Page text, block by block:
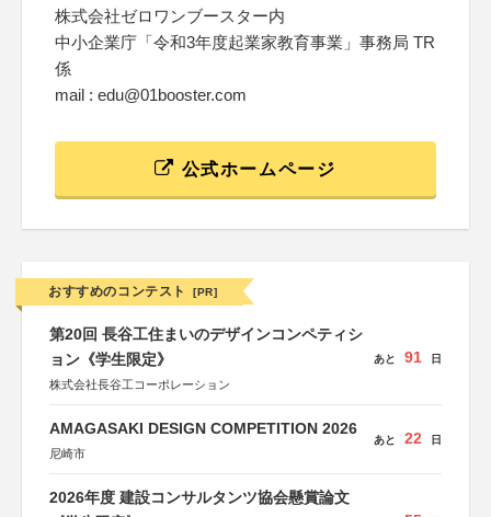
株式会社ゼロワンブースター内
中小企業庁「令和3年度起業家教育事業」事務局 TR
係
mail : edu@01booster.com
公式ホームページ
おすすめのコンテスト [PR]
第20回 長谷工住まいのデザインコンペティシ
ョン《学生限定》
株式会社長谷工コーポレーション
あと 91 日
AMAGASAKI DESIGN COMPETITION 2026
尼崎市
あと 22 日
2026年度 建設コンサルタンツ協会懸賞論文